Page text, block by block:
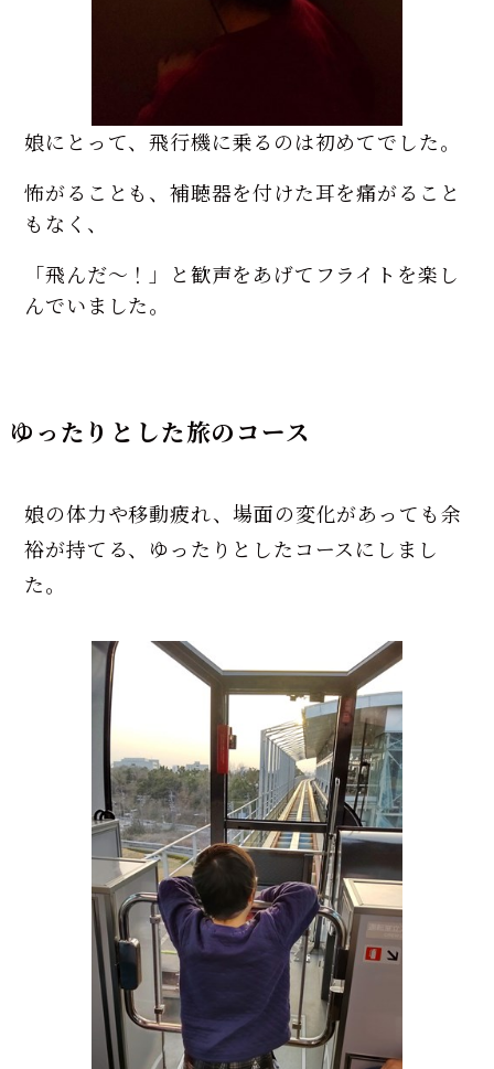
娘にとって、飛行機に乗るのは初めてでした。
怖がることも、補聴器を付けた耳を痛がること
もなく、
「飛んだ～！」と歓声をあげてフライトを楽し
んでいました。
ゆったりとした旅のコース
娘の体力や移動疲れ、場面の変化があっても余
裕が持てる、ゆったりとしたコースにしまし
た。